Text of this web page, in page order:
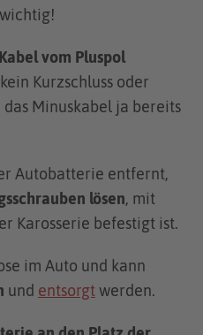
vom Pluspol
Kurzschluss oder
Minuskabel ja bereits
Autobatterie entfernt,
lösen, mit
Karosserie befestigt ist.
im Auto und kann
und entsorgt werden.